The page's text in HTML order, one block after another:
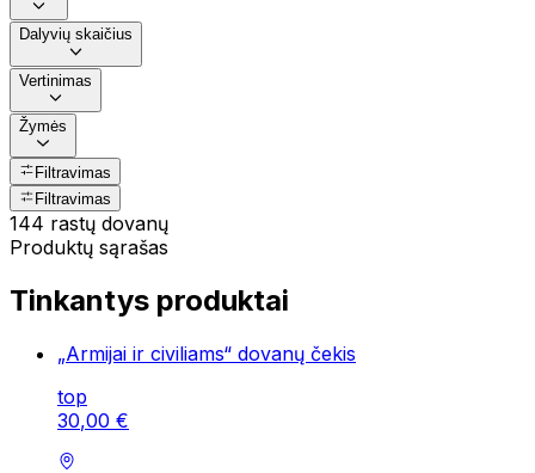
Dalyvių skaičius
Vertinimas
Žymės
Filtravimas
Filtravimas
144 rastų dovanų
Produktų sąrašas
Tinkantys produktai
„Armijai ir civiliams“ dovanų čekis
top
30,00 €